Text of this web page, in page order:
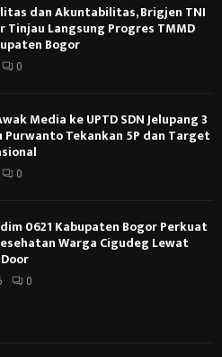
dan Akuntabilitas, Brigjen TNI
Tinjau Langsung Progres TMMD
Bogor
0
Media ke UPTD SDN Jelupang 3
Purwanto Tekankan 5P dan Target
0
0621 Kabupaten Bogor Perkuat
Warga Cigudeg Lewat
0